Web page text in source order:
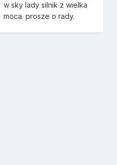
w sky lady silnik z wielka
moca. prosze o rady.